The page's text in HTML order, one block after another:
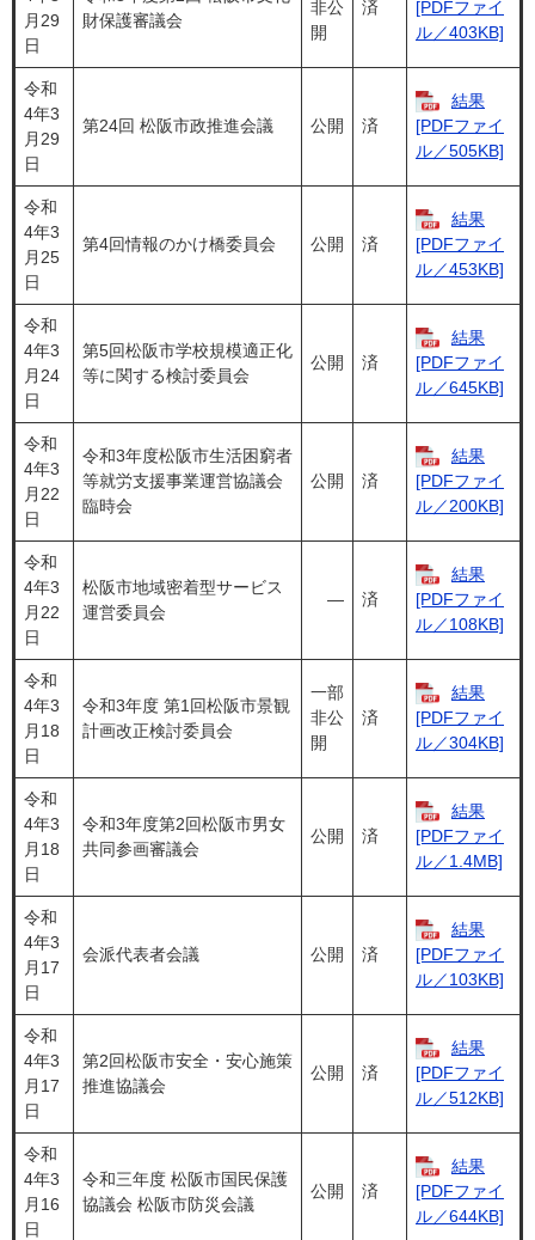
月29
日
財保護審議会
非公
開
済
[PDFファイ
ル／403KB]
令和
4年3
月29
日
第24回 松阪市政推進会議 公開 済
結果
[PDFファイ
ル／505KB]
令和
4年3
月25
日
第4回情報のかけ橋委員会 公開 済
結果
[PDFファイ
ル／453KB]
令和
4年3
月24
日
第5回松阪市学校規模適正化
等に関する検討委員会
公開 済
結果
[PDFファイ
ル／645KB]
令和
4年3
月22
日
令和3年度松阪市生活困窮者
等就労支援事業運営協議会
臨時会
公開 済
結果
[PDFファイ
ル／200KB]
令和
4年3
月22
日
松阪市地域密着型サービス
運営委員会
― 済
結果
[PDFファイ
ル／108KB]
令和
4年3
月18
日
令和3年度 第1回松阪市景観
計画改正検討委員会
一部
非公
開
済
結果
[PDFファイ
ル／304KB]
令和
4年3
月18
日
令和3年度第2回松阪市男女
共同参画審議会
公開 済
結果
[PDFファイ
ル／1.4MB]
令和
4年3
月17
日
会派代表者会議 公開 済
結果
[PDFファイ
ル／103KB]
令和
4年3
月17
日
第2回松阪市安全・安心施策
推進協議会
公開 済
結果
[PDFファイ
ル／512KB]
令和
4年3
月16
日
令和三年度 松阪市国民保護
協議会 松阪市防災会議
公開 済
結果
[PDFファイ
ル／644KB]